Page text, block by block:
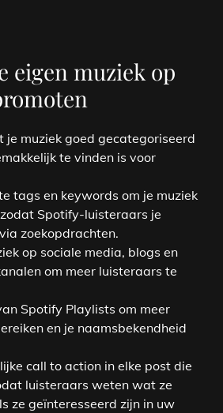
eigen muziek op
je muziek goed gecategoriseerd
te vinden is voor
tags en keywords om je muziek
Spotify-luisteraars je
zoekopdrachten.
op sociale media, blogs en
om meer luisteraars te
Spotify Playlists om meer
en je naamsbekendheid
call to action in elke post die
luisteraars weten wat ze
ze geïnteresseerd zijn in uw